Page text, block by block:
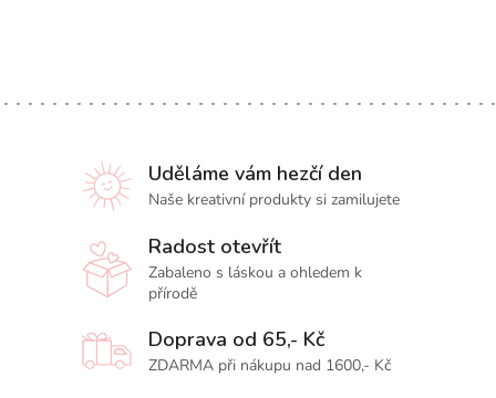
Uděláme vám hezčí den
Naše kreativní produkty si zamilujete
Radost otevřít
Zabaleno s láskou a ohledem k
přírodě
Doprava od 65,- Kč
ZDARMA při nákupu nad 1600,- Kč